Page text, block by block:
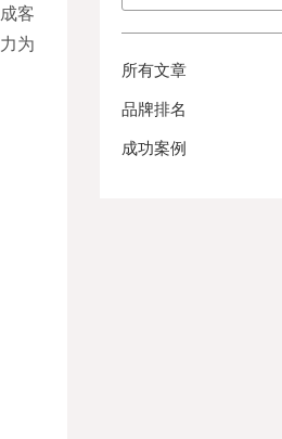
客
为
所有文章
品牌排名
成功案例